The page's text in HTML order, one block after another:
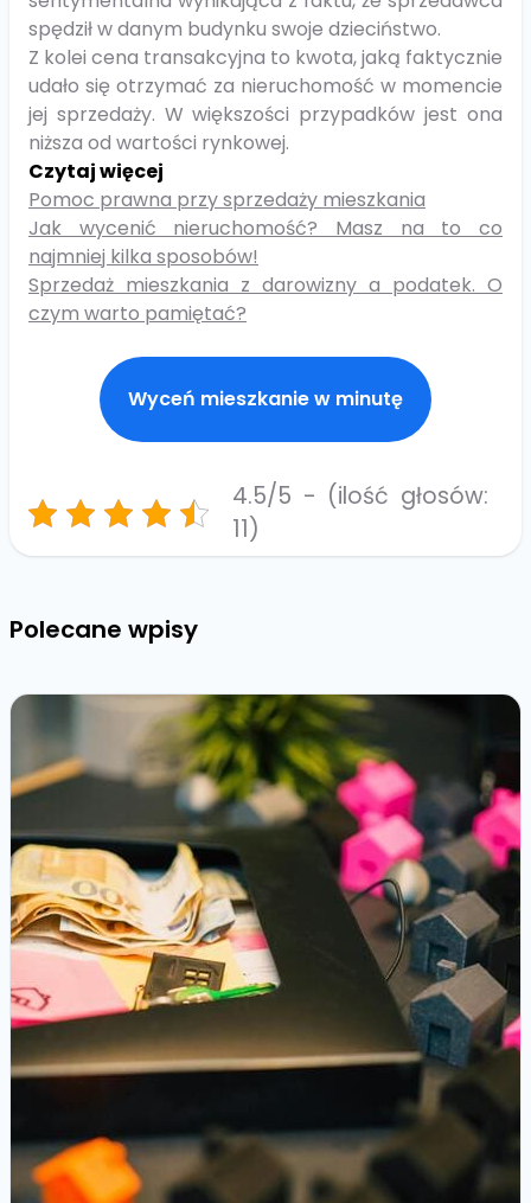
spędził w danym budynku swoje dzieciństwo.
Z kolei cena transakcyjna to kwota, jaką faktycznie
udało się otrzymać za nieruchomość w momencie
jej sprzedaży. W większości przypadków jest ona
niższa od wartości rynkowej.
Czytaj więcej
Pomoc prawna przy sprzedaży mieszkania
Jak wycenić nieruchomość? Masz na to co
najmniej kilka sposobów!
Sprzedaż mieszkania z darowizny a podatek. O
czym warto pamiętać?
Wyceń mieszkanie w minutę
4.5/5 - (ilość głosów:
11)
Polecane wpisy